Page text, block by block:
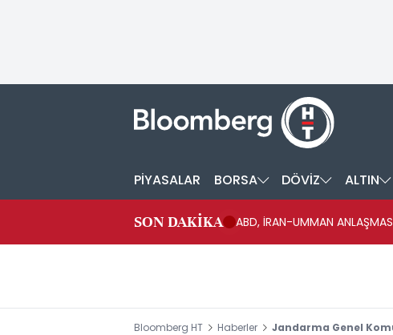
PİYASALAR BORSA DÖVİZ ALTIN
SON DAKİKA ABD, İRAN-UMMAN
Bloomberg HT Haberler Jandarma Genel